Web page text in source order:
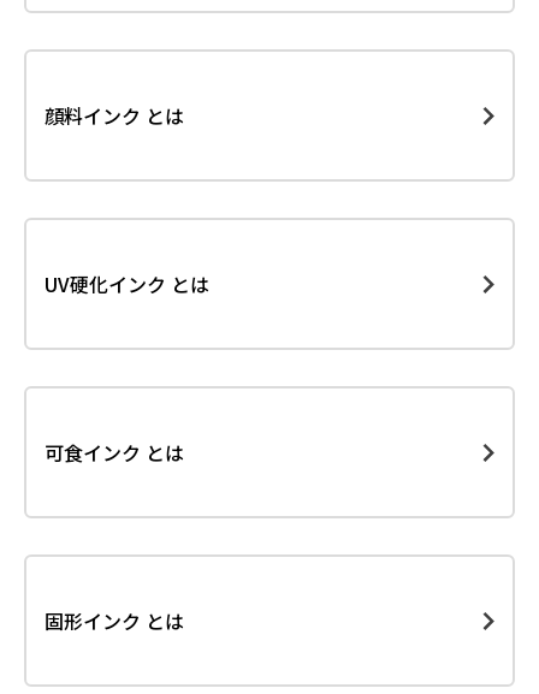
顔料インク とは
UV硬化インク とは
可食インク とは
固形インク とは